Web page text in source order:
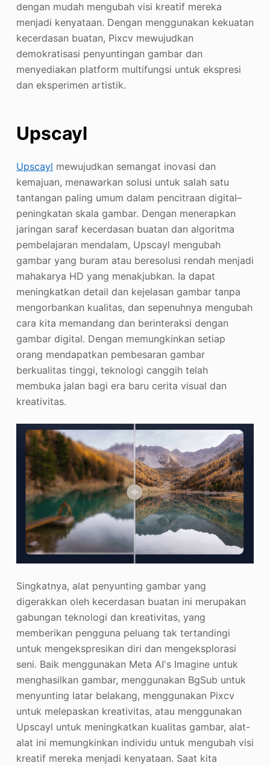
dengan mudah mengubah visi kreatif mereka
menjadi kenyataan. Dengan menggunakan kekuatan
kecerdasan buatan, Pixcv mewujudkan
demokratisasi penyuntingan gambar dan
menyediakan platform multifungsi untuk ekspresi
dan eksperimen artistik.
Upscayl
Upscayl mewujudkan semangat inovasi dan
kemajuan, menawarkan solusi untuk salah satu
tantangan paling umum dalam pencitraan digital–
peningkatan skala gambar. Dengan menerapkan
jaringan saraf kecerdasan buatan dan algoritma
pembelajaran mendalam, Upscayl mengubah
gambar yang buram atau beresolusi rendah menjadi
mahakarya HD yang menakjubkan. Ia dapat
meningkatkan detail dan kejelasan gambar tanpa
mengorbankan kualitas, dan sepenuhnya mengubah
cara kita memandang dan berinteraksi dengan
gambar digital. Dengan memungkinkan setiap
orang mendapatkan pembesaran gambar
berkualitas tinggi, teknologi canggih telah
membuka jalan bagi era baru cerita visual dan
kreativitas.
Singkatnya, alat penyunting gambar yang
digerakkan oleh kecerdasan buatan ini merupakan
gabungan teknologi dan kreativitas, yang
memberikan pengguna peluang tak tertandingi
untuk mengekspresikan diri dan mengeksplorasi
seni. Baik menggunakan Meta AI's Imagine untuk
menghasilkan gambar, menggunakan BgSub untuk
menyunting latar belakang, menggunakan Pixcv
untuk melepaskan kreativitas, atau menggunakan
Upscayl untuk meningkatkan kualitas gambar, alat-
alat ini memungkinkan individu untuk mengubah visi
kreatif mereka menjadi kenyataan. Saat kita